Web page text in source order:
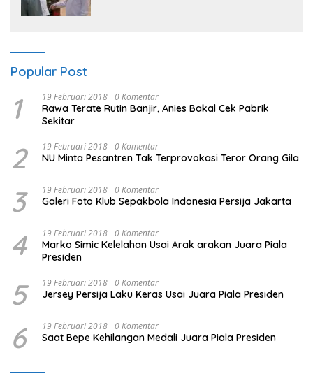
Popular Post
1 19 Februari 2018 0 Komentar
Rawa Terate Rutin Banjir, Anies Bakal Cek Pabrik
Sekitar
2 19 Februari 2018 0 Komentar
NU Minta Pesantren Tak Terprovokasi Teror Orang Gila
3 19 Februari 2018 0 Komentar
Galeri Foto Klub Sepakbola Indonesia Persija Jakarta
4 19 Februari 2018 0 Komentar
Marko Simic Kelelahan Usai Arak arakan Juara Piala
Presiden
5 19 Februari 2018 0 Komentar
Jersey Persija Laku Keras Usai Juara Piala Presiden
6 19 Februari 2018 0 Komentar
Saat Bepe Kehilangan Medali Juara Piala Presiden